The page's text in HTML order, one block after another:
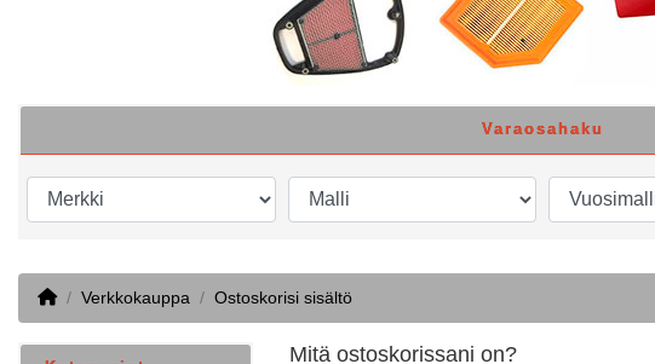
Varaosahaku
HomeVerkkokauppa Ostoskorisi sisältö
Mitä ostoskorissani on?